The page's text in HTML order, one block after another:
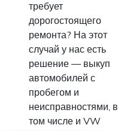
требует
дорогостоящего
ремонта? На этот
случай у нас есть
решение — выкуп
автомобилей с
пробегом и
неисправностями, в
том числе и VW